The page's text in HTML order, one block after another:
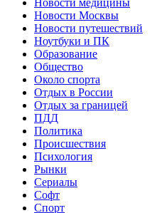
Новости Москвы
Новости путешествий
Ноутбуки и ПК
Образование
Общество
Около спорта
Отдых в России
Отдых за границей
ПДД
Политика
Происшествия
Психология
Рынки
Сериалы
Софт
Спорт